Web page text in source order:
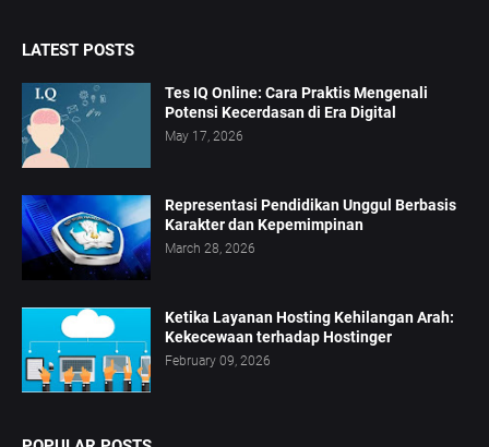
LATEST POSTS
Tes IQ Online: Cara Praktis Mengenali
Potensi Kecerdasan di Era Digital
May 17, 2026
Representasi Pendidikan Unggul Berbasis
Karakter dan Kepemimpinan
March 28, 2026
Ketika Layanan Hosting Kehilangan Arah:
Kekecewaan terhadap Hostinger
February 09, 2026